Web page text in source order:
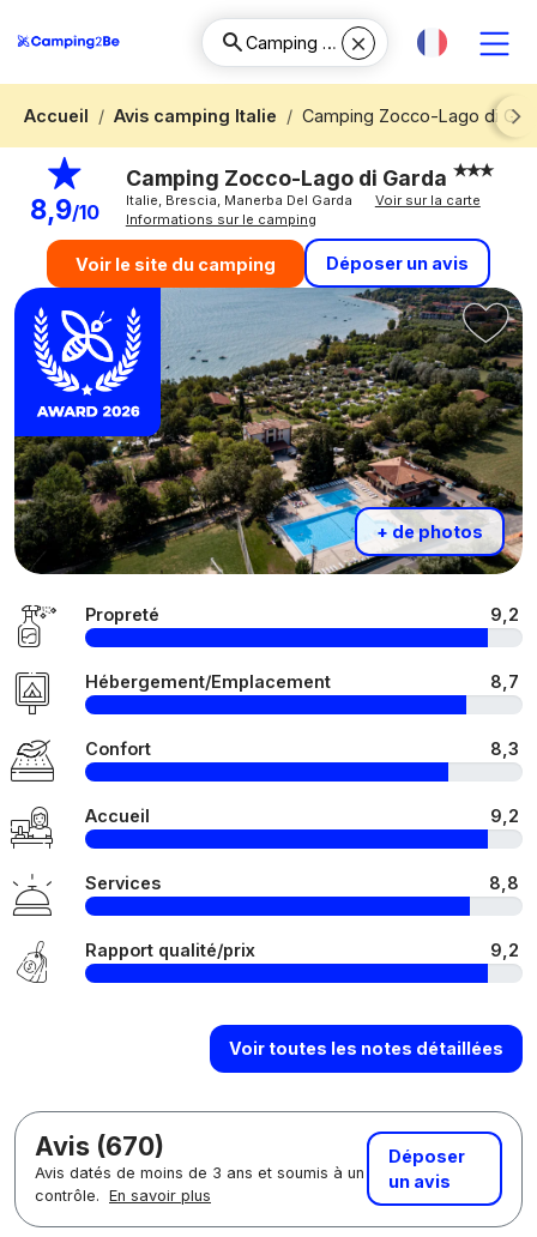
Accueil Avis camping Italie
Camping Zocco-Lago di
Next
8,9/10
Camping Zocco-Lago di Garda
Italie, Brescia, Manerba Del Garda
Voir sur la carte
Informations sur le camping
Voir le site du camping Déposer un avis
+ de photos
Propreté 9,2
Hébergement/Emplacement 8,7
Confort 8,3
Accueil 9,2
Services 8,8
Rapport qualité/prix 9,2
Voir toutes les notes détaillées
Avis (670)
Avis datés de moins de 3 ans et soumis à un
contrôle. En savoir plus
Déposer
un avis